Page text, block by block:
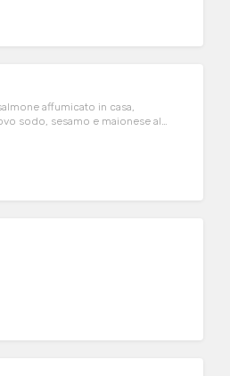
affumicato in casa,
sodo, sesamo e maionese al